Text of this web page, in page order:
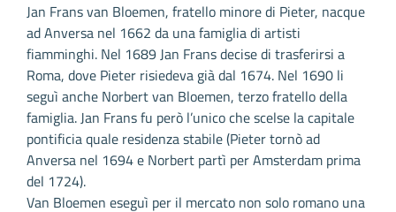
Jan Frans van Bloemen, fratello minore di Pieter, nacque
ad Anversa nel 1662 da una famiglia di artisti
fiamminghi. Nel 1689 Jan Frans decise di trasferirsi a
Roma, dove Pieter risiedeva già dal 1674. Nel 1690 li
seguì anche Norbert van Bloemen, terzo fratello della
famiglia. Jan Frans fu però l’unico che scelse la capitale
pontificia quale residenza stabile (Pieter tornò ad
Anversa nel 1694 e Norbert partì per Amsterdam prima
del 1724).
Van Bloemen eseguì per il mercato non solo romano una